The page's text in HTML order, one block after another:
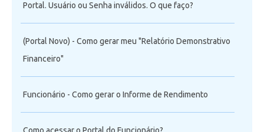
Portal. Usuário ou Senha inválidos. O que faço?
(Portal Novo) - Como gerar meu "Relatório Demonstrativo
Financeiro"
Funcionário - Como gerar o Informe de Rendimento